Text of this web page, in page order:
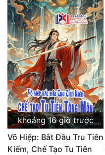
Đẹp
Đẹp Hiệp
Tính Cách Nhân Vật :
Cơ Trí
Sát Phạt Quyết Đoán
Vô Sỉ
Điềm Đạm
khoảng 16 giờ trước
Võ Hiệp: Bắt Đầu Tru Tiên
Kiếm, Chế Tạo Tu Tiên